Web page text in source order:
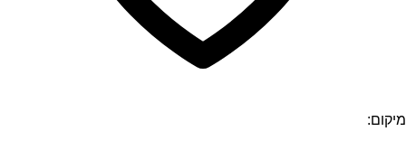
מיקום: